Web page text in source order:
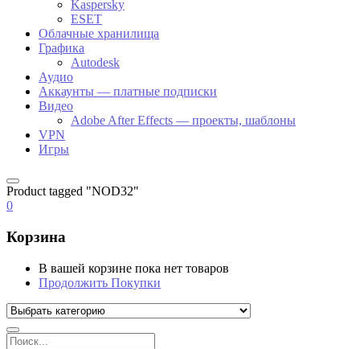
Kaspersky
ESET
Облачные хранилища
Графика
Autodesk
Аудио
Аккаунты — платные подписки
Видео
Adobe After Effects — проекты, шаблоны
VPN
Игры
Product tagged "NOD32"
0
Корзина
В вашей корзине пока нет товаров
Продолжить Покупки